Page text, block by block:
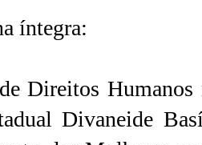
íntegra:
Direitos Humanos
Divaneide